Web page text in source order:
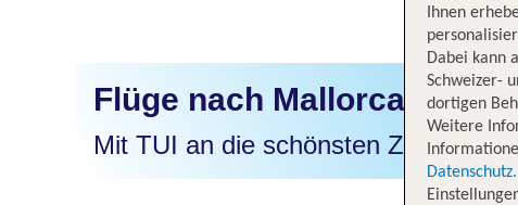
Flüge nach Mallorca
Mit TUI an die schönsten Ziele der
Ihnen
Dabei kann
Schweizer-
dortigen
Weitere
Datenschutz.